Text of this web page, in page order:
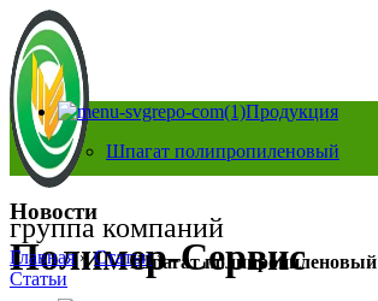
группа компаний
Полимер-Сервис
Продукция
Шпагат полипропиленовый
Шпагат полипропиленовый
Новости
Главная»Статьи»
Статьи